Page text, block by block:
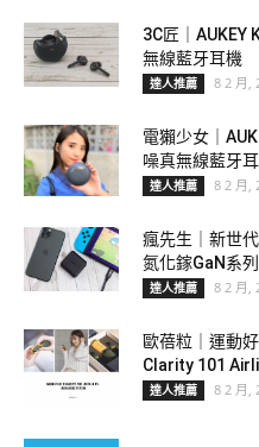
3C匠｜AUKEY
無線藍牙耳機
達人推薦 8 2 月,
電獺少女｜
噪真無線藍牙
達人推薦 8 2 月,
瘋先生｜新世
氮化鎵GaN系
達人推薦 8 2 月,
歐蓓粒｜運動
Clarity 101
達人推薦 8 2 月,